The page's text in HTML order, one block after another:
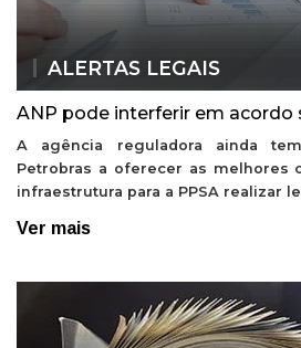
ALERTAS LEGAIS
ANP pode interferir em acordo
A agência reguladora ainda
Petrobras a oferecer as melhores
infraestrutura para a PPSA realizar
Ver mais